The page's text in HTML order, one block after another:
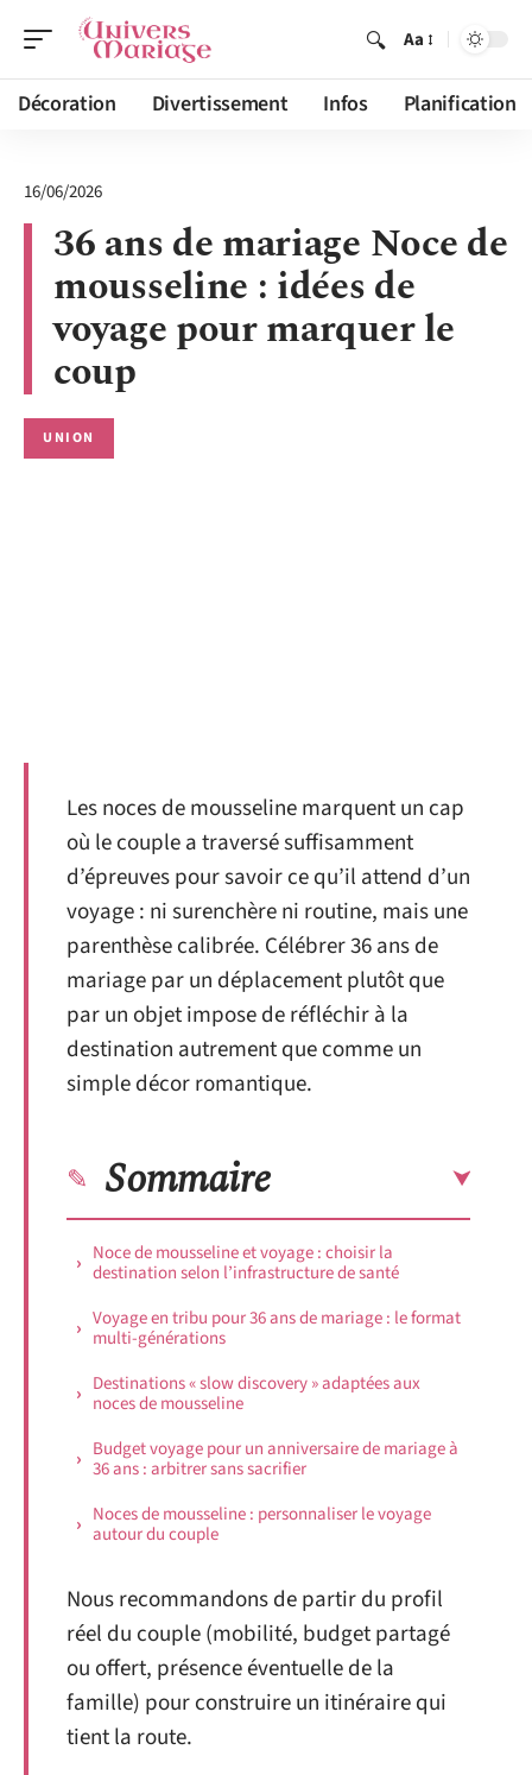
Aa
Décoration Divertissement Infos Planification
16/06/2026
36 ans de mariage Noce de
mousseline : idées de
voyage pour marquer le
coup
UNION
Les noces de mousseline marquent un cap
où le couple a traversé suffisamment
d’épreuves pour savoir ce qu’il attend d’un
voyage : ni surenchère ni routine, mais une
parenthèse calibrée. Célébrer 36 ans de
mariage par un déplacement plutôt que
par un objet impose de réfléchir à la
destination autrement que comme un
simple décor romantique.
Sommaire
Noce de mousseline et voyage : choisir la
destination selon l’infrastructure de santé
Voyage en tribu pour 36 ans de mariage : le format
multi-générations
Destinations « slow discovery » adaptées aux
noces de mousseline
Budget voyage pour un anniversaire de mariage à
36 ans : arbitrer sans sacrifier
Noces de mousseline : personnaliser le voyage
autour du couple
Nous recommandons de partir du profil
réel du couple (mobilité, budget partagé
ou offert, présence éventuelle de la
famille) pour construire un itinéraire qui
tient la route.